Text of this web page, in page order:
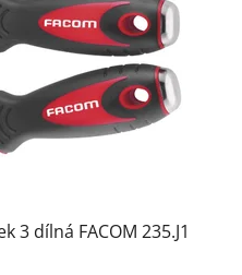
3 dílná FACOM 235.J1